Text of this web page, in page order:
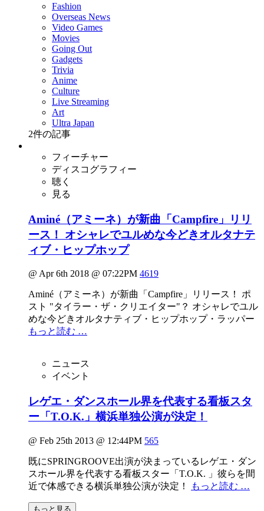
Fashion
Overseas News
Video Games
Movies
Going Out
Gadgets
Trivia
Anime
Culture
Live Streaming
Art
Ultra Japan
2件の記事
フィーチャー
ディスコグラフィー
聴く
見る
Aminé（アミーネ）が新曲「Campfire」リリ
ース！ オシャレでユルめな今どきオルタナテ
ィブ・ヒップホップ
@ Apr 6th 2018 @ 07:22PM 4619
Aminé（アミーネ）が新曲「Campfire」リリース！ ポ
スト "タイラー・ザ・クリエイター"？ オシャレでユル
めな今どきオルタナティブ・ヒップホップ・ラッパー
もっと読む …
ニュース
イベント
レゲエ・ダンスホール界を代表する看板スタ
ー「T.O.K.」横浜単独公演が決定！
@ Feb 25th 2013 @ 12:44PM 565
既にSPRINGROOVE出演が決まっているレゲエ・ダン
スホール界を代表する看板スター「T.O.K. 」彼らを間
近で体感できる横浜単独公演が決定！
もっと読む …
もっと見る